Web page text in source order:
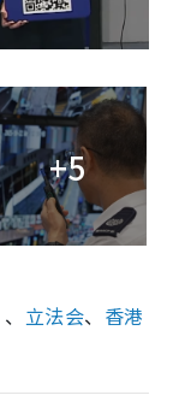
+5
、 立法会、 香港